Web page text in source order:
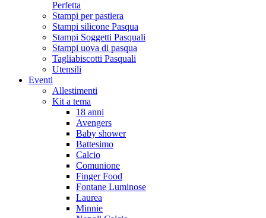
Perfetta
Stampi per pastiera
Stampi silicone Pasqua
Stampi Soggetti Pasquali
Stampi uova di pasqua
Tagliabiscotti Pasquali
Utensili
Eventi
Allestimenti
Kit a tema
18 anni
Avengers
Baby shower
Battesimo
Calcio
Comunione
Finger Food
Fontane Luminose
Laurea
Minnie